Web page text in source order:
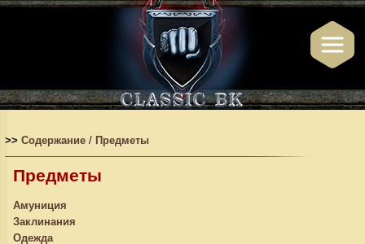
>> Содержание / Предметы
Предметы
Амуниция
Заклинания
Одежда